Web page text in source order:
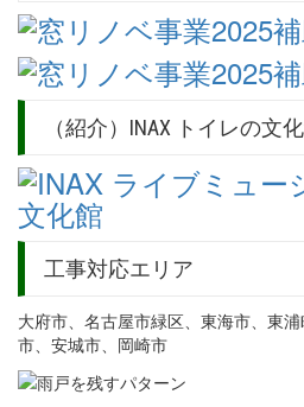
（紹介）INAX トイレの文
工事対応エリア
大府市、名古屋市緑区、東海市、東
市、安城市、岡崎市